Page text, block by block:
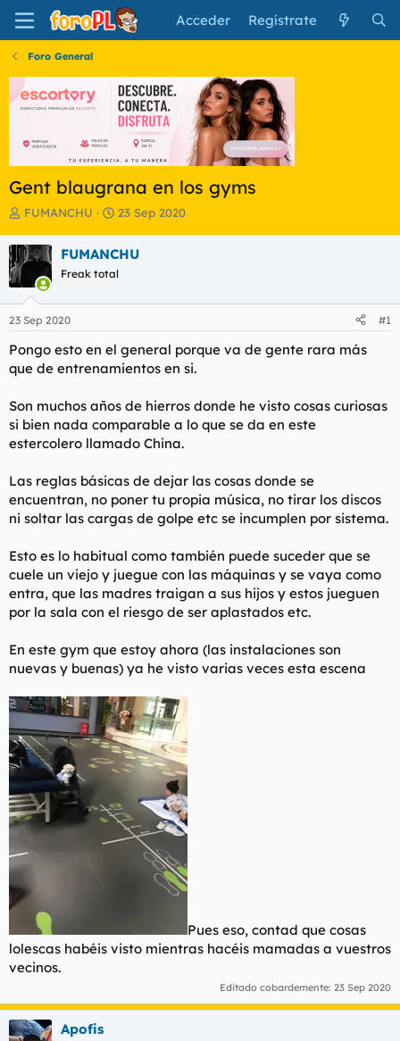
Acceder Regístrate
Foro General
Gent blaugrana en los gyms
I
i
c
a
d
o
d
e
t
e
m
a
FUMANCHU
F
h
a
e
c
o
23 Sep 2020
FUMANCHU
Freak total
23 Sep 2020 #1
Pongo esto en el general porque va de gente rara más
que de entrenamientos en si.
Son muchos años de hierros donde he visto cosas curiosas
si bien nada comparable a lo que se da en este
estercolero llamado China.
Las reglas básicas de dejar las cosas donde se
encuentran, no poner tu propia música, no tirar los discos
ni soltar las cargas de golpe etc se incumplen por sistema.
Esto es lo habitual como también puede suceder que se
cuele un viejo y juegue con las máquinas y se vaya como
entra, que las madres traigan a sus hijos y estos jueguen
por la sala con el riesgo de ser aplastados etc.
En este gym que estoy ahora (las instalaciones son
nuevas y buenas) ya he visto varias veces esta escena
Pues eso, contad que cosas
lolescas habéis visto mientras hacéis mamadas a vuestros
vecinos.
Editado cobardemente: 23 Sep 2020
Apofis